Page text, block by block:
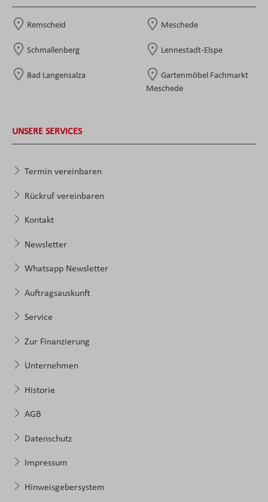
Remscheid Meschede
Schmallenberg Lennestadt-Elspe
Bad Langensalza
Gartenmöbel Fachmarkt
Meschede
UNSERE SERVICES
Termin vereinbaren
Rückruf vereinbaren
Kontakt
Newsletter
Whatsapp Newsletter
Auftragsauskunft
Service
Zur Finanzierung
Unternehmen
Historie
AGB
Datenschutz
Impressum
Hinweisgebersystem